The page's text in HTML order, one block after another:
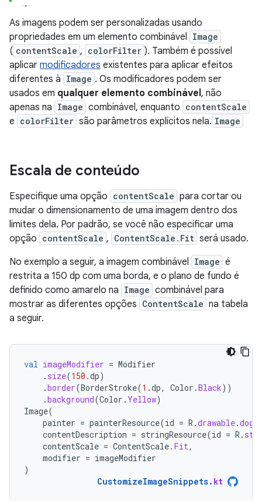
As imagens podem ser personalizadas usando
propriedades em um elemento combinável Image
( contentScale , colorFilter ). Também é possível
aplicar modificadores existentes para aplicar efeitos
diferentes à Image . Os modificadores podem ser
usados em qualquer elemento combinável, não
apenas na Image combinável, enquanto contentScale
e colorFilter são parâmetros explícitos nela. Image
Escala de conteúdo
Especifique uma opção contentScale para cortar ou
mudar o dimensionamento de uma imagem dentro dos
limites dela. Por padrão, se você não especificar uma
opção contentScale , ContentScale.Fit será usado.
No exemplo a seguir, a imagem combinável Image é
restrita a 150 dp com uma borda, e o plano de fundo é
definido como amarelo na Image combinável para
mostrar as diferentes opções ContentScale na tabela
a seguir.
val imageModifier = Modifier
. size(150.dp)
.border(BorderStroke(1.dp, Color .Black))
.background(Color . Yellow)
Image(
painter = painterResource(id = R .drawable.dog
contentDescription = stringResource(id = R .
contentScale = ContentScale. Fit,
modifier = imageModifier
)
CustomizeImageSnippets. kt